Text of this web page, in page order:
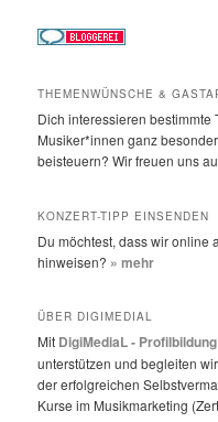
THEMENWÜNSCHE &
Dich interessieren bestimmte
Musiker*innen ganz
beisteuern? Wir freuen uns
KONZERT-TIPP EINSENDEN
Du möchtest, dass wir online
hinweisen? » mehr
ÜBER DIGIMEDIAL
Mit DigiMediaL -
unterstützen und begleiten
der erfolgreichen
Kurse im Musikmarketing